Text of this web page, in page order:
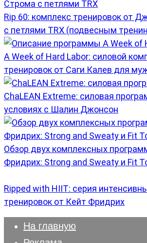
Rip 60: комплекс тренировок от
с петлями TRX (подвесным
A Week of Hard Labor: силовой
тренировок от Саги Калев для
ChaLEAN Extreme: силовая
условиях с Шалин Джонсон
Обзор двух комплексных
Фридрих: Strong and Sweaty и Fit
Ripped with HIIT: серия
тренировок от Кейт Фридрих
На главную